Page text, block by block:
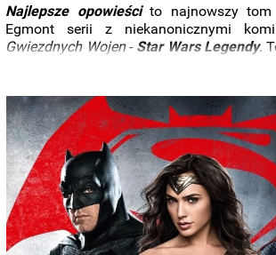
Najlepsze opowieścito najnowszy tom
Egmont serii z niekanonicznymi
Gwiezdnych Wojen- Star Wars Legendy.
,